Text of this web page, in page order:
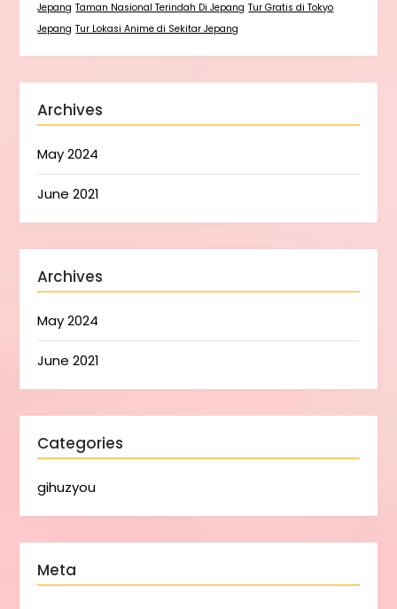
Jepang Taman Nasional Terindah Di Jepang Tur Gratis di Tokyo
Jepang Tur Lokasi Anime di Sekitar Jepang
Archives
May 2024
June 2021
Archives
May 2024
June 2021
Categories
gihuzyou
Meta